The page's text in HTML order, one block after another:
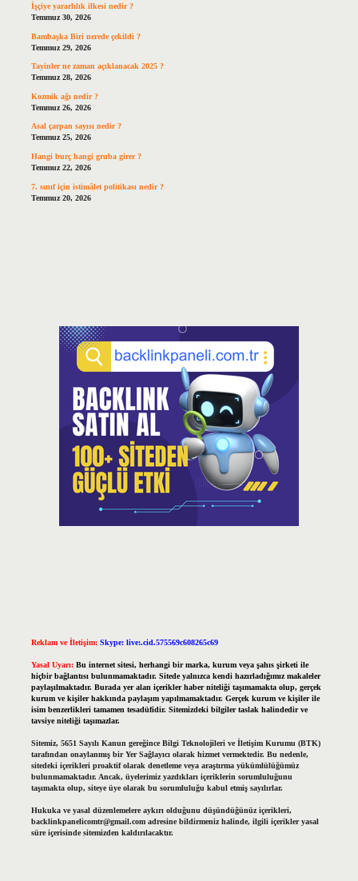
İşçiye yararlılık ilkesi nedir ?
Temmuz 30, 2026
Bambaşka Biri nerede çekildi ?
Temmuz 29, 2026
Tayinler ne zaman açıklanacak 2025 ?
Temmuz 28, 2026
Kozmik ağı nedir ?
Temmuz 26, 2026
Asal çarpan sayısı nedir ?
Temmuz 25, 2026
Hangi burç hangi gruba girer ?
Temmuz 22, 2026
7. sınıf için istimâlet politikası nedir ?
Temmuz 20, 2026
Reklam ve İletişim: Skype: live:.cid.575569c608265c69
Yasal Uyarı: Bu internet sitesi, herhangi bir marka, kurum veya şahıs şirketi ile
hiçbir bağlantısı bulunmamaktadır. Sitede yalnızca kendi hazırladığımız makaleler
paylaşılmaktadır. Burada yer alan içerikler haber niteliği taşımamakta olup, gerçek
kurum ve kişiler hakkında paylaşım yapılmamaktadır. Gerçek kurum ve kişiler ile
isim benzerlikleri tamamen tesadüfidir. Sitemizdeki bilgiler taslak halindedir ve
tavsiye niteliği taşımazlar.
Sitemiz, 5651 Sayılı Kanun gereğince Bilgi Teknolojileri ve İletişim Kurumu (BTK)
tarafından onaylanmış bir Yer Sağlayıcı olarak hizmet vermektedir. Bu nedenle,
sitedeki içerikleri proaktif olarak denetleme veya araştırma yükümlülüğümüz
bulunmamaktadır. Ancak, üyelerimiz yazdıkları içeriklerin sorumluluğunu
taşımakta olup, siteye üye olarak bu sorumluluğu kabul etmiş sayılırlar.
Hukuka ve yasal düzenlemelere aykırı olduğunu düşündüğünüz içerikleri,
backlinkpanelicomtr@gmail.comadresine bildirmeniz halinde, ilgili içerikler yasal
süre içerisinde sitemizden kaldırılacaktır.